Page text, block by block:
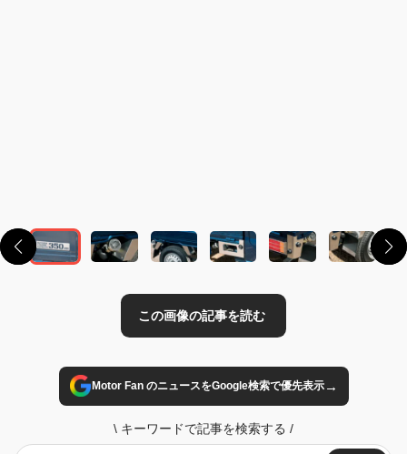
Motor Fan のニュースをGoogle検索で優先表示→
\ キーワードで記事を検索する /